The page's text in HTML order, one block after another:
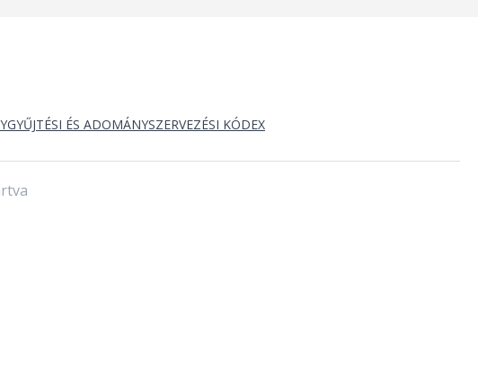
ÉS ADOMÁNYSZERVEZÉSI KÓDEX